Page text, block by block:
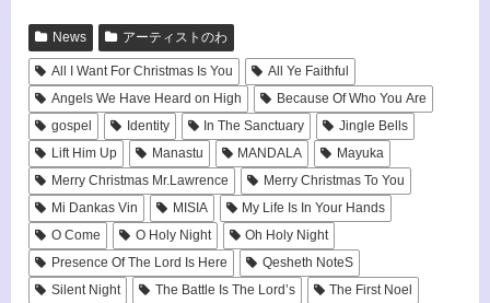
News アーティストのわ
All I Want For Christmas Is You
All Ye Faithful
Angels We Have Heard on High
Because Of Who You Are
gospel
Identity In The Sanctuary
Jingle Bells
Lift Him Up
Manastu MANDALA
Mayuka
Merry Christmas Mr.Lawrence
Merry Christmas To You
Mi Dankas Vin
MISIA
My Life Is In Your Hands
O Come
O Holy Night
Oh Holy Night
Presence Of The Lord Is Here
Qesheth NoteS
Silent Night
The Battle Is The Lord’s
The First Noel